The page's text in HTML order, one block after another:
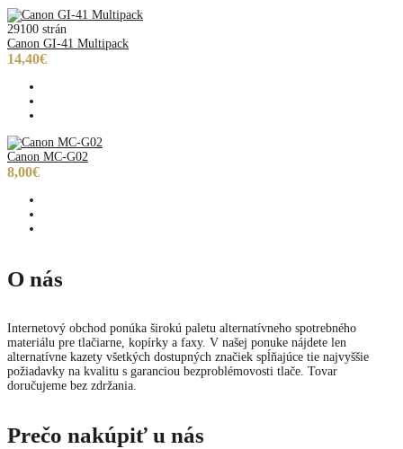
29100 strán
Canon GI-41 Multipack
14,40€
Canon MC-G02
8,00€
O nás
Internetový obchod ponúka širokú paletu alternatívneho spotrebného
materiálu pre tlačiarne, kopírky a faxy. V našej ponuke nájdete len
alternatívne kazety všetkých dostupných značiek spĺňajúce tie najvyššie
požiadavky na kvalitu s garanciou bezproblémovosti tlače. Tovar
doručujeme bez zdržania.
Prečo nakúpiť u nás